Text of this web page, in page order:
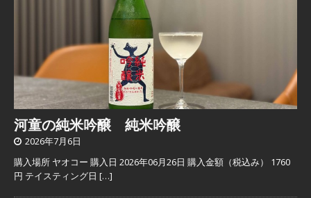
河童の純米吟醸 純米吟醸
2026年7月6日
購入場所 ヤオコー 購入日 2026年06月26日 購入金額（税込み） 1760
円 テイスティング日 […]